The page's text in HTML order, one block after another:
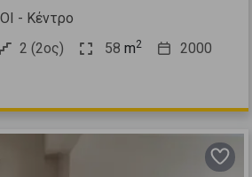
- Κέντρο
2 (2ος) 58 m2 2000